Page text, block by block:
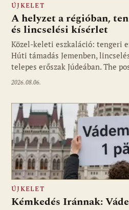
ÚJKELET
A helyzet a régióban,
és lincselési kísérlet
Közel-keleti eszkaláció: tengeri
Húti támadás Jemenben,
telepes erőszak Júdeában. The
2026.08.06.
ÚJKELET
Kémkedés Iránnak: